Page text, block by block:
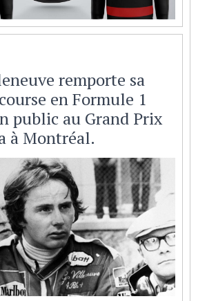
remporte sa
en Formule 1
public au Grand Prix
à Montréal.